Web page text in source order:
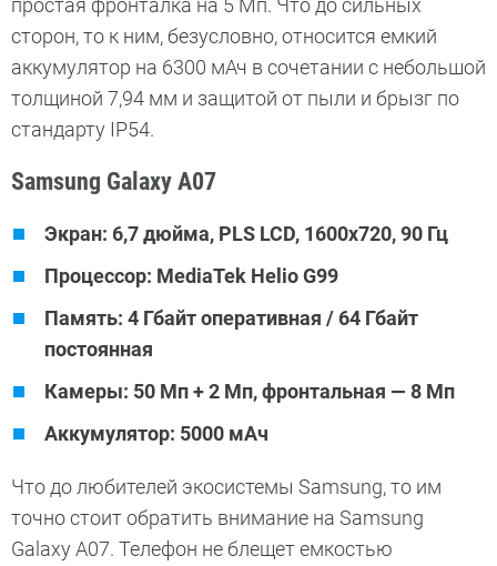
простая фронталка на 5 Мп. Что до сильных
сторон, то к ним, безусловно, относится емкий
аккумулятор на 6300 мАч в сочетании с небольшой
толщиной 7,94 мм и защитой от пыли и брызг по
стандарту IP54.
Samsung Galaxy A07
Экран: 6,7 дюйма, PLS LCD, 1600x720, 90 Гц
Процессор: MediaTek Helio G99
Память: 4 Гбайт оперативная / 64 Гбайт
постоянная
Камеры: 50 Мп + 2 Мп, фронтальная — 8 Мп
Аккумулятор: 5000 мАч
Что до любителей экосистемы Samsung, то им
точно стоит обратить внимание на Samsung
Galaxy A07. Телефон не блещет емкостью